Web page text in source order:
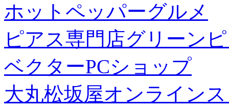
ホットペッパーグルメ
ピアス専門店グリーン
ベクターPCショップ
大丸松坂屋オンライン